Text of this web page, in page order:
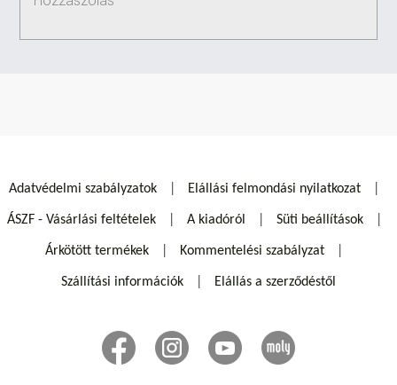
Adatvédelmi szabályzatok Elállási felmondási nyilatkozat
ÁSZF - Vásárlási feltételek A kiadóról Süti beállítások
Árkötött termékek Kommentelési szabályzat
Szállítási információk Elállás a szerződéstől